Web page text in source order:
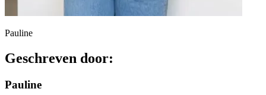
Pauline
Geschreven door:
Pauline